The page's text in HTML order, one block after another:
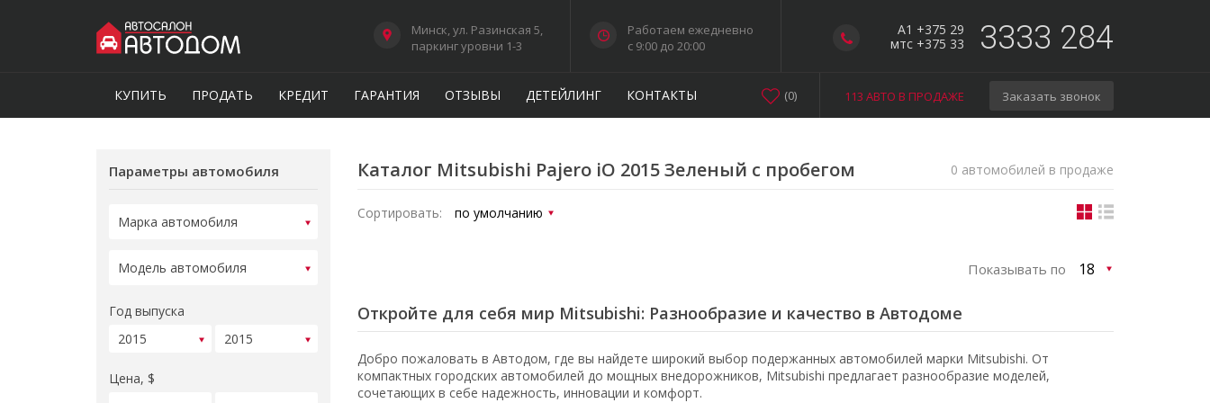
A1 +375 29
мтс +375 33
3333 284
Минск, ул. Разинская 5,
паркинг уровни 1-3
Работаем ежедневно
c 9:00 до 20:00
КУПИТЬ ПРОДАТЬ КРЕДИТ ГАРАНТИЯ ОТЗЫВЫ ДЕТЕЙЛИНГ КОНТАКТЫ 113 АВТО В ПРОДАЖЕ Заказать звонок
(0)
Параметры автомобиля
Год выпуска
Цена, $
Каталог Mitsubishi Pajero iO 2015 Зеленый с пробегом 0 автомобилей в продаже
Сортировать:
Показывать по
Откройте для себя мир Mitsubishi: Разнообразие и качество в Автодоме
Добро пожаловать в Автодом, где вы найдете широкий выбор подержанных автомобилей марки Mitsubishi. От
компактных городских автомобилей до мощных внедорожников, Mitsubishi предлагает разнообразие моделей,
сочетающих в себе надежность, инновации и комфорт.